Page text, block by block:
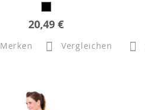
20,49 €
Merken Vergleichen